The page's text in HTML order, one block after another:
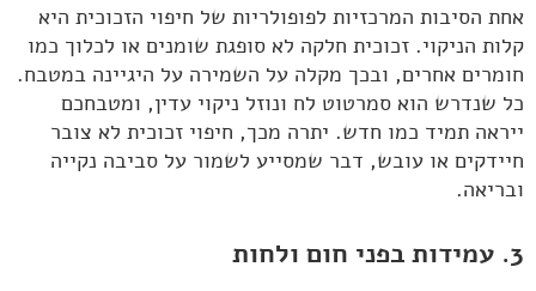
אחת הסיבות המרכזיות לפופולריות של חיפוי הזכוכית היא
קלות הניקוי. זכוכית חלקה לא סופגת שומנים או לכלוך כמו
חומרים אחרים, ובכך מקלה על השמירה על היגיינה במטבח.
כל שנדרש הוא סמרטוט לח ונוזל ניקוי עדין, ומטבחכם
ייראה תמיד כמו חדש. יתרה מכך, חיפוי זכוכית לא צובר
חיידקים או עובש, דבר שמסייע לשמור על סביבה נקייה
ובריאה.
3. עמידות בפני חום ולחות